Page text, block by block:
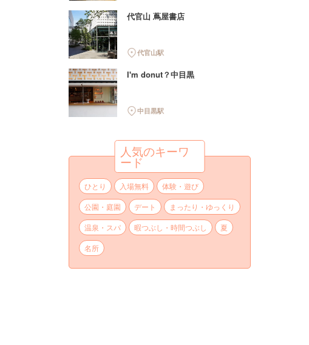
代官山 蔦屋書店
代官山駅
I'm donut？中目黒
中目黒駅
人気のキーワ
ード
ひとり 入場無料
体験・遊び
公園・庭園
デート
まったり・ゆっくり
温泉・スパ
暇つぶし・時間つぶし
夏
名所